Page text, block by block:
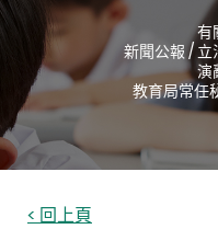
有
新聞公報 / 立
演
教育局常任
< 回上頁